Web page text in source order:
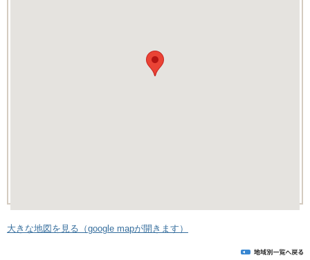
大きな地図を見る（google mapが開きます）